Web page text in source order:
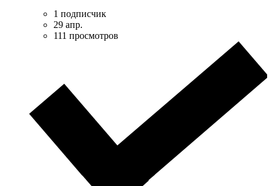
1 подписчик
29 апр.
111 просмотров